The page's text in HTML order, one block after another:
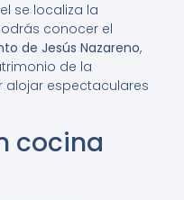
se localiza la
conocer el
de Jesús Nazareno,
de la
alojar espectaculares
cocina